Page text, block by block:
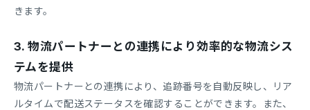
きます。
3. 物流パートナーとの連携により効率的な物流シス
テムを提供
物流パートナーとの連携により、追跡番号を自動反映し、リア
ルタイムで配送ステータスを確認することができます。また、